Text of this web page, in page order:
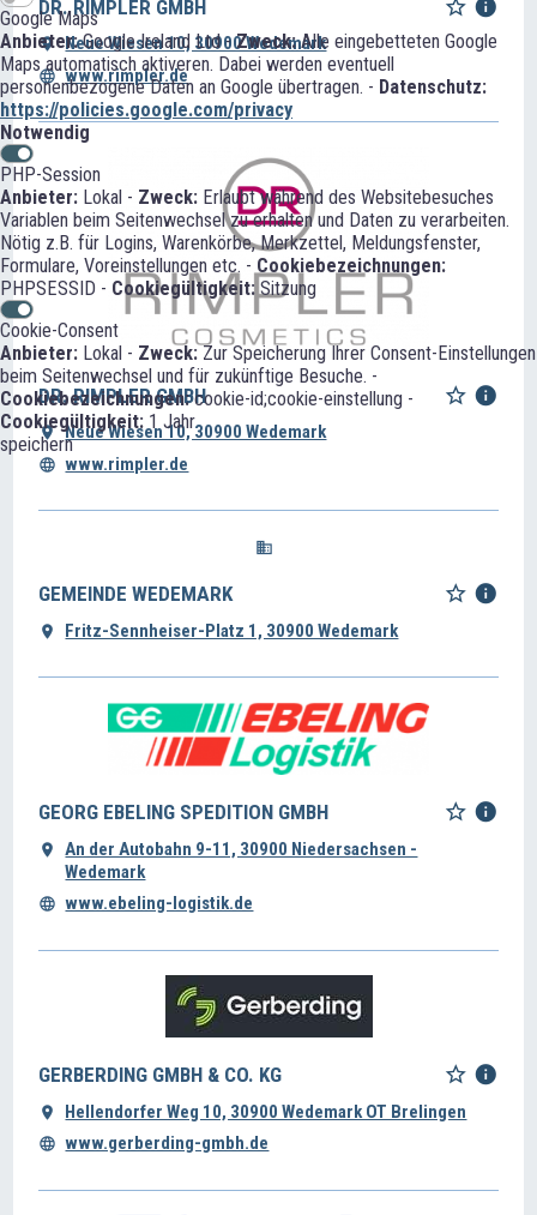
Google Maps
Anbieter:Google Ireland Ltd -Zweck:Alle eingebetteten Google
Maps automatisch aktiveren. Dabei werden eventuell
personenbezogene Daten an Google übertragen. - Datenschutz:
https://policies.google.com/privacy
Notwendig
PHP-Session
Anbieter: Lokal - Zweck: Erlaubt während des Websitebesuches
Variablen beim Seitenwechsel zu erhalten und Daten zu verarbeiten.
Nötig z.B. für Logins, Warenkörbe, Merkzettel, Meldungsfenster,
Formulare, Voreinstellungen etc. - Cookiebezeichnungen:
PHPSESSID - Cookiegültigkeit: Sitzung
Cookie-Consent
Anbieter: Lokal - Zweck:Zur Speicherung Ihrer Consent-Einstellungen
beim Seitenwechsel und für zukünftige Besuche. -
Cookiebezeichnungen:cookie-id;cookie-einstellung -
Cookiegültigkeit: 1 Jahr
speichern
DR. RIMPLER GMBH
Neue Wiesen 10, 30900 Wedemark
www.rimpler.de
DR. RIMPLER GMBH
Neue Wiesen 10, 30900 Wedemark
www.rimpler.de
GEMEINDE WEDEMARK
Fritz-Sennheiser-Platz 1, 30900 Wedemark
GEORG EBELING SPEDITION GMBH
An der Autobahn 9-11, 30900 Niedersachsen -
Wedemark
www.ebeling-logistik.de
GERBERDING GMBH & CO. KG
Hellendorfer Weg 10, 30900 Wedemark OT Brelingen
www.gerberding-gmbh.de